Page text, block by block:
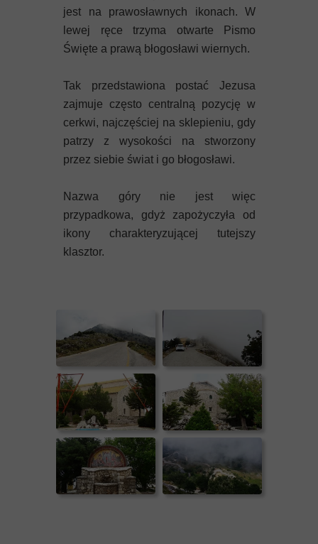
jest na prawosławnych ikonach. W
lewej ręce trzyma otwarte Pismo
Święte a prawą błogosławi wiernych.
Tak przedstawiona postać Jezusa
zajmuje często centralną pozycję w
cerkwi, najczęściej na sklepieniu, gdy
patrzy z wysokości na stworzony
przez siebie świat i go błogosławi.
Nazwa góry nie jest więc
przypadkowa, gdyż zapożyczyła od
ikony charakteryzującej tutejszy
klasztor.